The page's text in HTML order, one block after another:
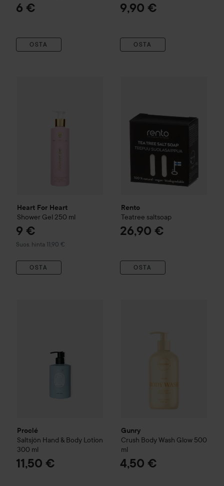
6 €
OSTA
9,90 €
OSTA
Heart For Heart
Shower Gel 250 ml
9 €
Suos. hinta 11,90 €
Suositeltu hinta 11,90 €
OSTA
Rento
Teatree saltsoap
26,90 €
OSTA
Proclé
Saltsjön Hand & Body Lotion
300 ml
11,50 €
Gunry
Crush Body Wash Glow 500
ml
4,50 €